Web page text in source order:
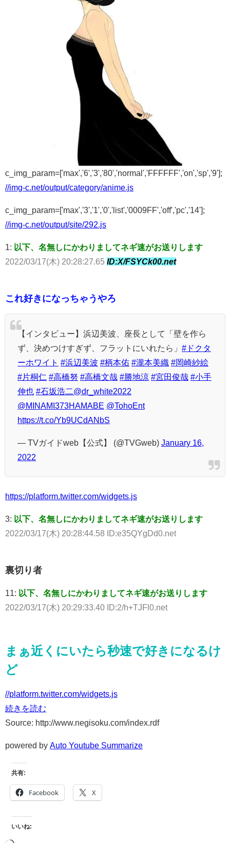
c_img_param=['max','6','3','80','normal','FFFFFF','on','sp','9'];
//img-c.net/output/category/anime.js
c_img_param=['max','3','1','0','list','0009FF','off','pc','14'];
//img-c.net/output/site/292.js
1: 以下、名無しにかわりましてネギ速がお送りします
2022/03/17(木) 20:28:27.65 ID:X/FSYCk00.net
これ好きになっちゃうやろ
【インタビュー】浜辺美波、座長として「壁を作ら
ず、決めつけすぎず、フラットにいれたら」 #ドクタ
ーホワイト #浜辺美波 #柄本佑 #瀧本美織 #岡崎紗絵
#片桐仁 #高橋努 #高橋文哉 #勝地涼 #宮田俊哉 #小手
伸也 #石坂浩二@dr_white2022
@MINAMI373HAMABE @TohoEnt
https://t.co/Yb9UCdANbS
— TVガイドweb【公式】 (@TVGweb) January 16,
2022
https://platform.twitter.com/widgets.js
3: 以下、名無しにかわりましてネギ速がお送りします
2022/03/17(木) 20:28:44.58 ID:e35QYgDd0.net
裏切り者
11: 以下、名無しにかわりましてネギ速がお送りします
2022/03/17(木) 20:29:33.40 ID:2/h+TJFl0.net
まぁ近くにいたら秒速で好きになるけ
ど
//platform.twitter.com/widgets.js
続きを読む
Source: http://www.negisoku.com/index.rdf
powered by Auto Youtube Summarize
共有:
Facebook X
いいね: